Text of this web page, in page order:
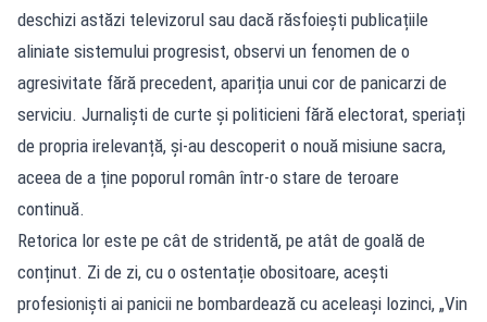
deschizi astăzi televizorul sau dacă răsfoiești publicațiile
aliniate sistemului progresist, observi un fenomen de o
agresivitate fără precedent, apariția unui cor de panicarzi de
serviciu. Jurnaliști de curte și politicieni fără electorat, speriați
de propria irelevanță, și-au descoperit o nouă misiune sacra,
aceea de a ține poporul român într-o stare de teroare
continuă.
Retorica lor este pe cât de stridentă, pe atât de goală de
conținut. Zi de zi, cu o ostentație obositoare, acești
profesioniști ai panicii ne bombardează cu aceleași lozinci, „Vin